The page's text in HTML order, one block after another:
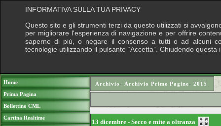
Home
Prima Pagina
Bollettino CML
Cartina Realtime
Archivio › Archivio Prime Pagine› 2015
13 dicembre - Secco e mite a oltranza
INFORMATIVA SULLA TUA PRIVACY
Questo sito e gli strumenti terzi da questo utilizzati si
per migliorare l'esperienza di navigazione e per offrire
saperne di più, o negare il consenso a tutti o ad alcuni
tecnologie utilizzando il pulsante “Accetta”. Chiudendo